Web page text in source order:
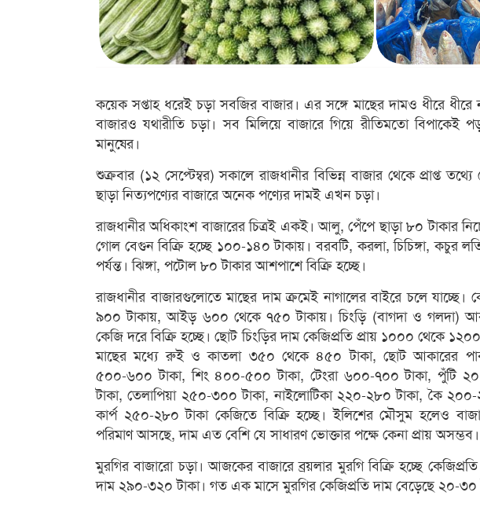
কয়েক সপ্তাহ ধরেই চড়া সবজির বাজার। এর সঙ্গে মাছের দামও ধীরে ধীরে
বাজারও যথারীতি চড়া। সব মিলিয়ে বাজারে গিয়ে রীতিমতো বিপাকেই
মানুষের।
শুক্রবার (১২ সেপ্টেম্বর) সকালে রাজধানীর বিভিন্ন বাজার থেকে প্রাপ্ত
ছাড়া নিত্যপণ্যের বাজারে অনেক পণ্যের দামই এখন চড়া।
রাজধানীর অধিকাংশ বাজারের চিত্রই একই। আলু, পেঁপে ছাড়া ৮০ টাকার
গোল বেগুন বিক্রি হচ্ছে ১০০-১৪০ টাকায়। বরবটি, করলা, চিচিঙ্গা, কচুর
পর্যন্ত। ঝিঙ্গা, পটোল ৮০ টাকার আশপাশে বিক্রি হচ্ছে।
রাজধানীর বাজারগুলোতে মাছের দাম ক্রমেই নাগালের বাইরে চলে যাচ্ছে।
৯০০ টাকায়, আইড় ৬০০ থেকে ৭৫০ টাকায়। চিংড়ি (বাগদা ও গলদা)
কেজি দরে বিক্রি হচ্ছে। ছোট চিংড়ির দাম কেজিপ্রতি প্রায় ১০০০ থেকে
মাছের মধ্যে রুই ও কাতলা ৩৫০ থেকে ৪৫০ টাকা, ছোট আকারের
৫০০-৬০০ টাকা, শিং ৪০০-৫০০ টাকা, টেংরা ৬০০-৭০০ টাকা, পুঁটি
টাকা, তেলাপিয়া ২৫০-৩০০ টাকা, নাইলোটিকা ২২০-২৮০ টাকা, কৈ
কার্প ২৫০-২৮০ টাকা কেজিতে বিক্রি হচ্ছে। ইলিশের মৌসুম হলেও
পরিমাণ আসছে, দাম এত বেশি যে সাধারণ ভোক্তার পক্ষে কেনা প্রায় অসম্ভব।
মুরগির বাজারো চড়া। আজকের বাজারে ব্রয়লার মুরগি বিক্রি হচ্ছে
দাম ২৯০-৩২০ টাকা। গত এক মাসে মুরগির কেজিপ্রতি দাম বেড়েছে ২০-৩০